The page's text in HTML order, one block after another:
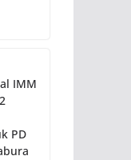
IMM
PD